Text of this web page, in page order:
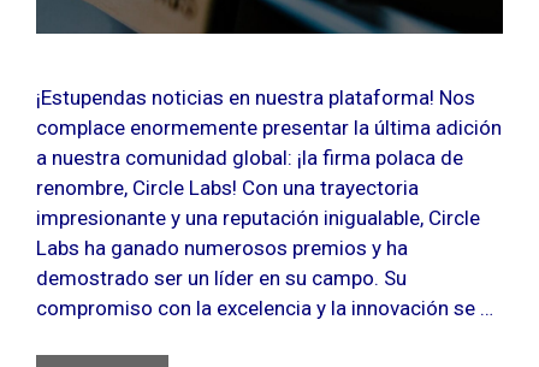
¡Estupendas noticias en nuestra plataforma! Nos
complace enormemente presentar la última adición
a nuestra comunidad global: ¡la firma polaca de
renombre, Circle Labs! Con una trayectoria
impresionante y una reputación inigualable, Circle
Labs ha ganado numerosos premios y ha
demostrado ser un líder en su campo. Su
compromiso con la excelencia y la innovación se …